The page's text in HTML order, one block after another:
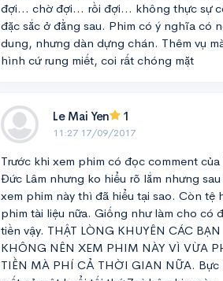
đợi... chờ đợi... rồi đợi... không thực sự
đặc sắc ở đằng sau. Phim có ý nghĩa có
dung, nhưng dàn dựng chán. Thêm vụ
hình cứ rung miết, coi rất chóng mặt
Le Mai Yen 1
11:27 17/09/2017
Trước khi xem phim có đọc comment của
Đức Lâm nhưng ko hiểu rõ lắm nhưng
xem phim này thì đã hiểu tại sao. Còn tệ
phim tài liệu nữa. Giống như làm cho có
tiền vậy. THẬT LÒNG KHUYÊN CÁC BẠN
KHÔNG NÊN XEM PHIM NÀY VÌ VỪA
TIỀN MÀ PHÍ CẢ THỜI GIAN NỮA. Bực